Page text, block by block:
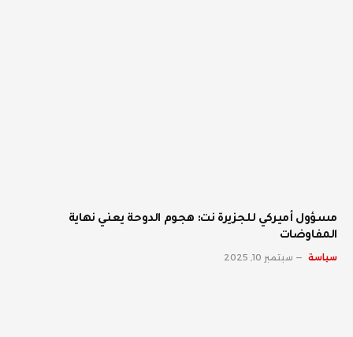
مسؤول أميركي للجزيرة نت: هجوم الدوحة يعني نهاية
المفاوضات
سياسة سبتمبر 10, 2025